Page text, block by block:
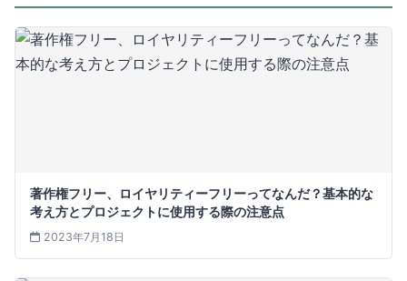
著作権フリー、ロイヤリティーフリーってなんだ？基本的な
考え方とプロジェクトに使用する際の注意点
2023年7月18日